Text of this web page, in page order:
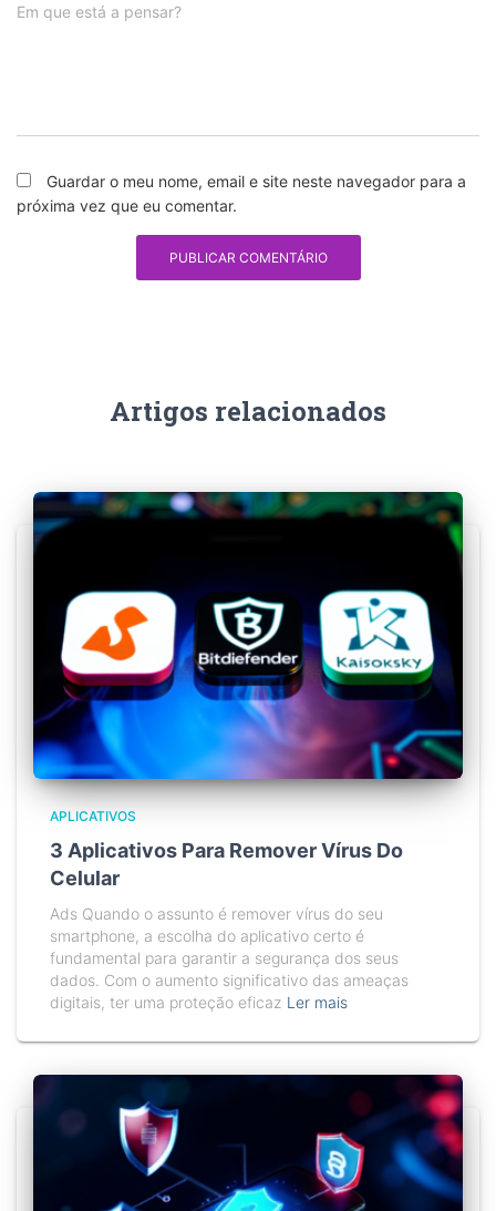
Em que está a pensar?
Guardar o meu nome, email e site neste navegador para a
próxima vez que eu comentar.
Artigos relacionados
APLICATIVOS
3 Aplicativos Para Remover Vírus Do
Celular
Ads Quando o assunto é remover vírus do seu
smartphone, a escolha do aplicativo certo é
fundamental para garantir a segurança dos seus
dados. Com o aumento significativo das ameaças
digitais, ter uma proteção eficaz Ler mais